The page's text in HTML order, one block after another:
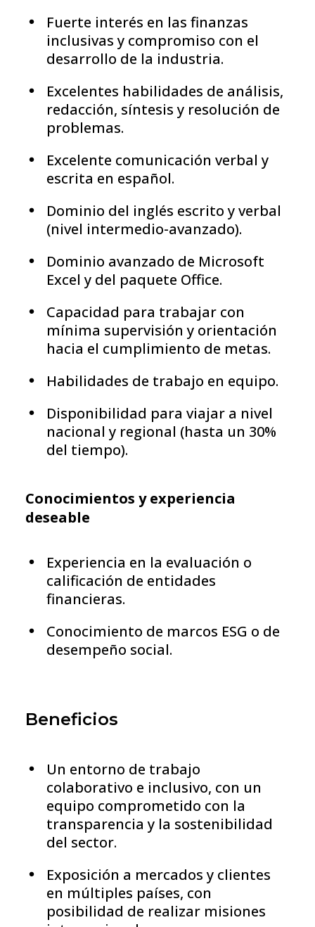
Fuerte interés en las finanzas
inclusivas y compromiso con el
desarrollo de la industria.
Excelentes habilidades de análisis,
redacción, síntesis y resolución de
problemas.
Excelente comunicación verbal y
escrita en español.
Dominio del inglés escrito y verbal
(nivel intermedio-avanzado).
Dominio avanzado de Microsoft
Excel y del paquete Office.
Capacidad para trabajar con
mínima supervisión y orientación
hacia el cumplimiento de metas.
Habilidades de trabajo en equipo.
Disponibilidad para viajar a nivel
nacional y regional (hasta un 30%
del tiempo).
Conocimientos y experiencia
deseable
Experiencia en la evaluación o
calificación de entidades
financieras.
Conocimiento de marcos ESG o de
desempeño social.
Beneficios
Un entorno de trabajo
colaborativo e inclusivo, con un
equipo comprometido con la
transparencia y la sostenibilidad
del sector.
Exposición a mercados y clientes
en múltiples países, con
posibilidad de realizar misiones